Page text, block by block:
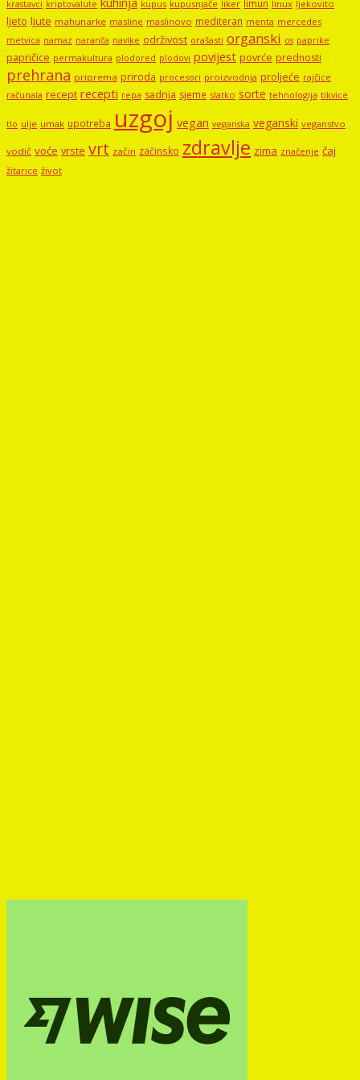
krastavci kriptovalute kupus kupusnjače liker limun linux ljekovito
ljeto ljute mahunarke masline maslinovo mediteran menta mercedes
metvica namaz naranča navike održivost orašasti organski os paprike
papričice permakultura plodored plodovi povijest povrće prednosti
prehrana priprema priroda procesori proizvodnja proljeće rajčice
računala recept recepti repa sadnja sjeme slatko sorte tehnologija tikvice
tlo ulje umak upotreba uzgoj vegan veganska veganski veganstvo
vodič voće vrste vrt začin začinsko zdravlje zima značenje čaj
žitarice život